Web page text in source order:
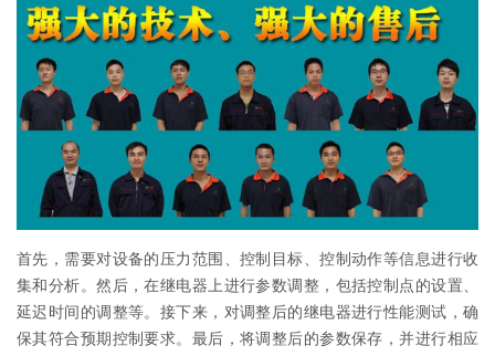
首先，需要对设备的压力范围、控制目标、控制动作等信息进行收
集和分析。然后，在继电器上进行参数调整，包括控制点的设置、
延迟时间的调整等。接下来，对调整后的继电器进行性能测试，确
保其符合预期控制要求。最后，将调整后的参数保存，并进行相应